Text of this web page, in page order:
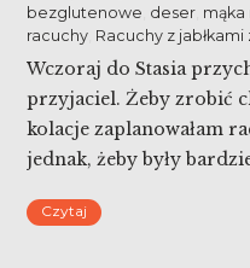
bezglutenowe deser mąka
racuchy Racuchy z
Wczoraj do Stasia
przyjaciel. Żeby zrobić
kolacje zaplanowałam
jednak, żeby były
dziesiątkę! Wyszły o
Czytaj